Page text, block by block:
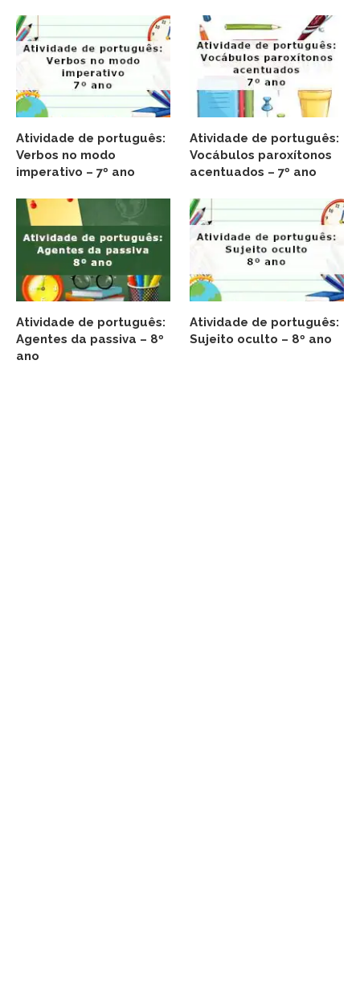
Atividade de português:
Verbos no modo
imperativo – 7º ano
Atividade de português:
Vocábulos paroxítonos
acentuados – 7º ano
Atividade de português:
Agentes da passiva – 8º
ano
Atividade de português:
Sujeito oculto – 8º ano